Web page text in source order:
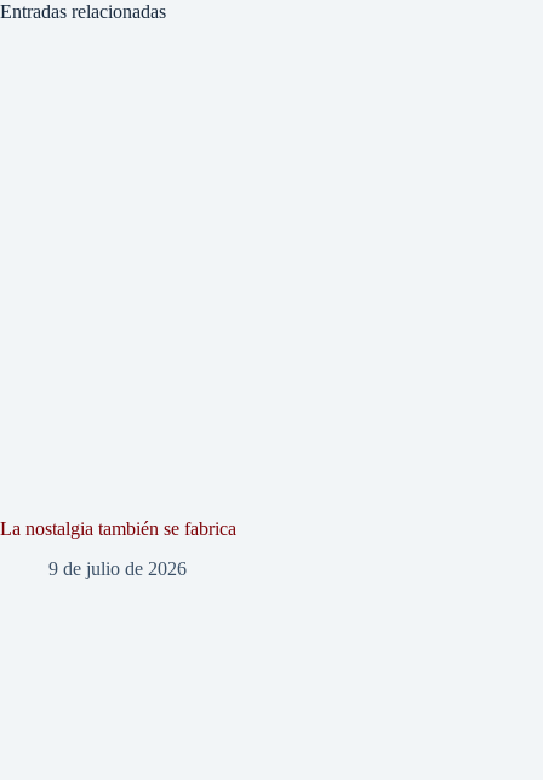
Entradas relacionadas
La nostalgia también se fabrica
9 de julio de 2026